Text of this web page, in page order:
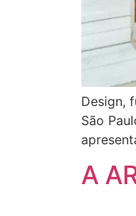
Design,
São
A